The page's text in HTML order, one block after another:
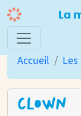
La
Accueil
CLOWN